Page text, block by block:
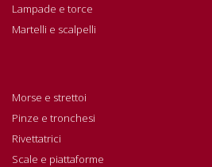
Lampade e torce
Martelli e scalpelli
Morse e strettoi
Pinze e tronchesi
Rivettatrici
Scale e piattaforme